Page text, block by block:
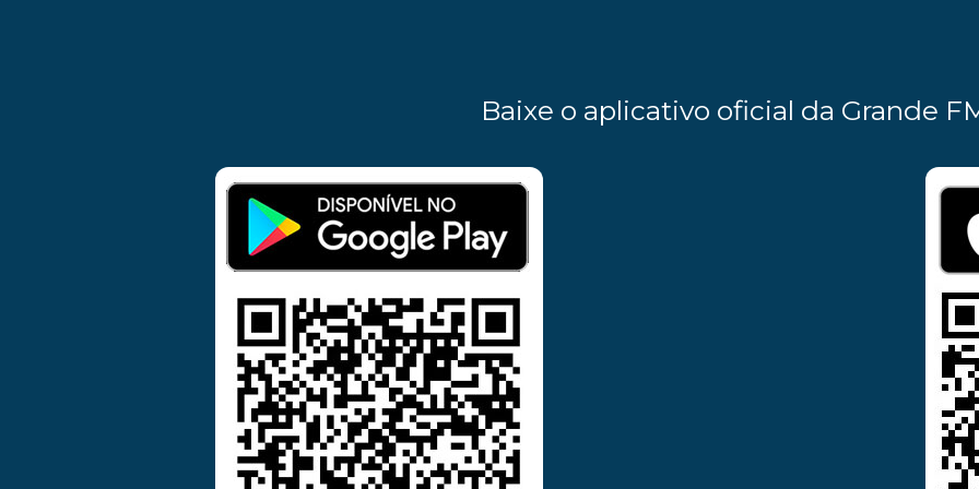
Baixe o aplicativo oficial da Grande